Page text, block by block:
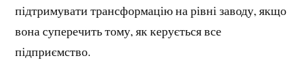
підтримувати трансформацію на рівні заводу, якщо
вона суперечить тому, як керується все
підприємство.